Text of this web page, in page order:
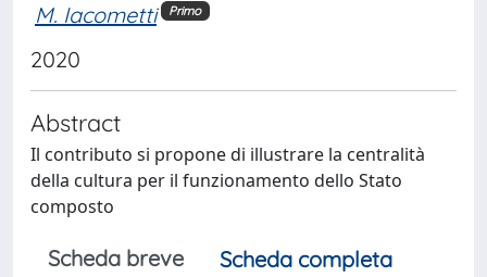
M. Iacometti Primo
2020
Abstract
Il contributo si propone di illustrare la centralità
della cultura per il funzionamento dello Stato
composto
Scheda breve
Scheda completa